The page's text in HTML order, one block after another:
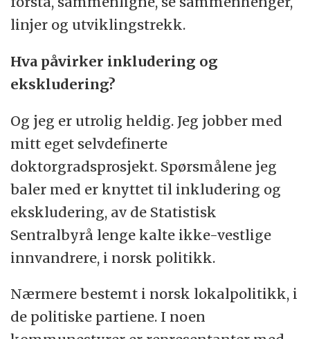
linjer og utviklingstrekk.
Hva påvirker inkludering og
ekskludering?
Og jeg er utrolig heldig. Jeg jobber med
mitt eget selvdefinerte
doktorgradsprosjekt. Spørsmålene jeg
baler med er knyttet til inkludering og
ekskludering, av de Statistisk
Sentralbyrå lenge kalte ikke-vestlige
innvandrere, i norsk politikk.
Nærmere bestemt i norsk lokalpolitikk, i
de politiske partiene. I noen